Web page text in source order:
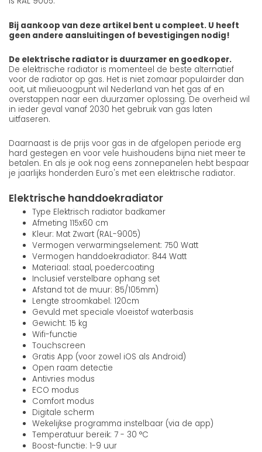
Bij aankoop van deze artikel bent u compleet. U heeft
geen andere aansluitingen of bevestigingen nodig!
De elektrische radiator is duurzamer en goedkoper.
De elektrische radiator is momenteel de beste alternatief
voor de radiator op gas. Het is niet zomaar populairder dan
ooit, uit milieuoogpunt wil Nederland van het gas af en
overstappen naar een duurzamer oplossing. De overheid wil
in ieder geval vanaf 2030 het gebruik van gas laten
uitfaseren.
Daarnaast is de prijs voor gas in de afgelopen periode erg
hard gestegen en voor vele huishoudens bijna niet meer te
betalen. En als je ook nog eens zonnepanelen hebt bespaar
je jaarlijks honderden Euro's met een elektrische radiator.
Elektrische handdoekradiator
Type Elektrisch radiator badkamer
Afmeting 115x60 cm
Kleur: Mat Zwart (RAL-9005)
Vermogen verwarmingselement: 750 Watt
Vermogen handdoekradiator: 844 Watt
Materiaal: staal, poedercoating
Inclusief verstelbare ophang set
Afstand tot de muur: 85/105mm)
Lengte stroomkabel: 120cm
Gevuld met speciale vloeistof waterbasis
Gewicht: 15 kg
Wifi-functie
Touchscreen
Gratis App (voor zowel iOS als Android)
Open raam detectie
Antivries modus
ECO modus
Comfort modus
Digitale scherm
Wekelijkse programma instelbaar (via de app)
Temperatuur bereik: 7 - 30 °C
Boost-functie: 1-9 uur